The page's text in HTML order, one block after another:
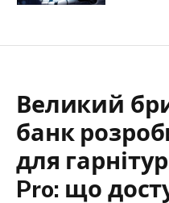
Великий
банк
для
Pro: що